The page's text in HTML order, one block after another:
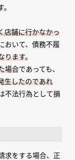
。
店舗に行かなかっ
おいて、債務不履
ります。
場合であっても、
生したのであれ
不法行為として損
求をする場合、正